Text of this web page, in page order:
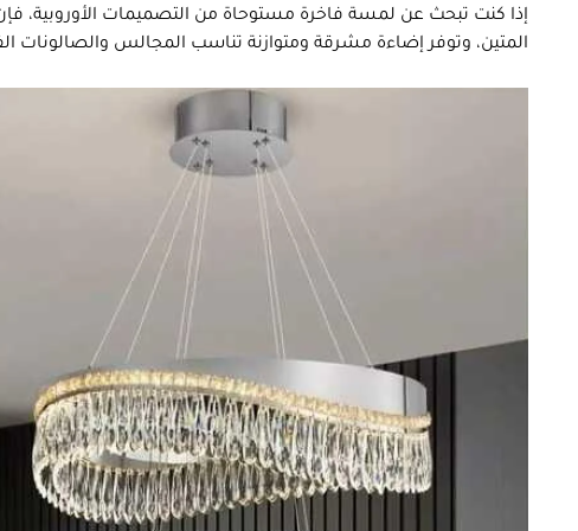
إذا كنت تبحث عن لمسة فاخرة مستوحاة من التصميمات الأوروبية،
المتين، وتوفر إضاءة مشرقة ومتوازنة تناسب المجالس والصالونات